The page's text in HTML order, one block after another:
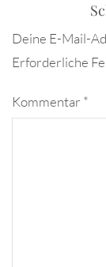
Deine E-Mail-
Erforderliche
Kommentar *